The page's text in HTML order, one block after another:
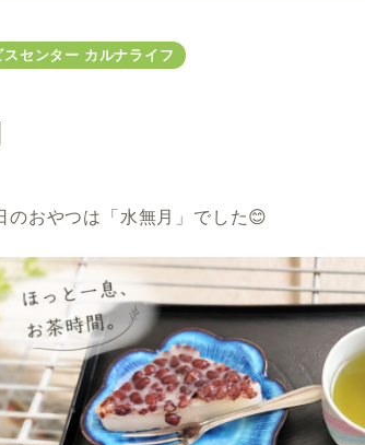
センター カルナライフ
のおやつは「水無月」でした😊